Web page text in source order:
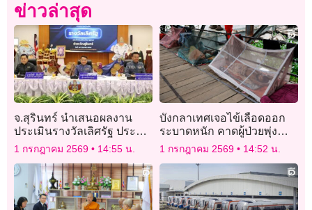
ข่าวล่าสุด
จ.สุรินทร์ นำเสนอผลงาน
ประเมินรางวัลเลิศรัฐ ประจำ
ปี 2569 มุ่งพัฒนาคุณภาพ
การให้บริการประชาชน
1 กรกฎาคม 2569 14:55 น.
บังกลาเทศเจอไข้เลือดออก
ระบาดหนัก คาดผู้ป่วยพุ่ง
หลายเท่าช่วง 2 เดือนข้าง
1 กรกฎาคม 2569 14:52 น.